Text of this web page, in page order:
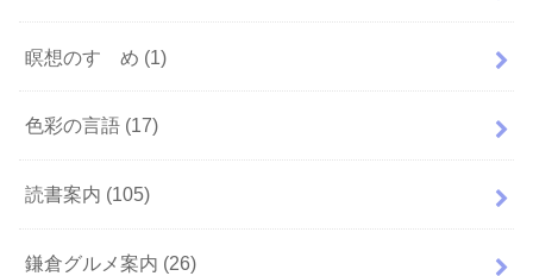
瞑想のすゝめ (1)
色彩の言語 (17)
読書案内 (105)
鎌倉グルメ案内 (26)